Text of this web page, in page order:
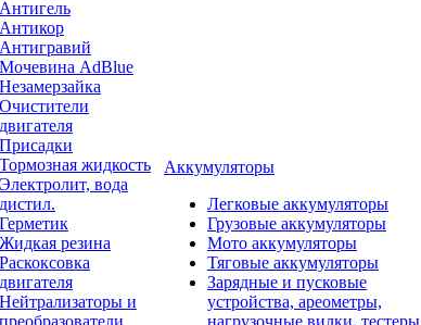
Антигель
Антикор
Антигравий
Мочевина AdBlue
Незамерзайка
Очистители
двигателя
Присадки
Тормозная жидкость
Электролит, вода
дистил.
Герметик
Жидкая резина
Раскоксовка
двигателя
Нейтрализаторы и
преобразователи
Аккумуляторы
Легковые аккумуляторы
Грузовые аккумуляторы
Мото аккумуляторы
Тяговые аккумуляторы
Зарядные и пусковые
устройства, ареометры,
нагрузочные вилки, тестеры